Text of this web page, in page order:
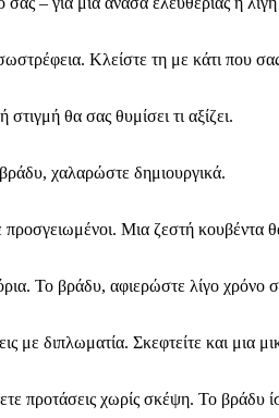
Κλείστε τη με κάτι που
θα σας θυμίσει τι αξίζει.
χαλαρώστε δημιουργικά.
Μια ζεστή κουβέντα
Το βράδυ, αφιερώστε λίγο χρόνο
με διπλωματία. Σκεφτείτε και μια
προτάσεις χωρίς σκέψη. Το βράδυ